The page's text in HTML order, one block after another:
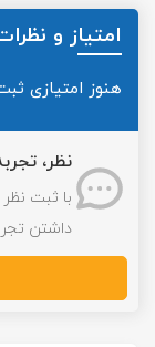
امتیاز و
هنوز امتیازی
نظر،
با ثبت
داشتن